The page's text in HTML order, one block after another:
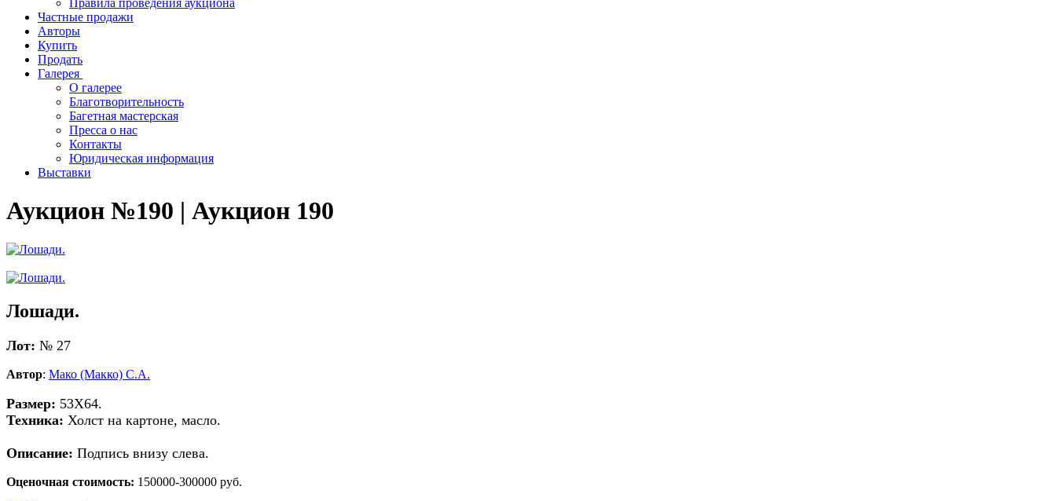
Правила проведения аукциона
Частные продажи
Авторы
Купить
Продать
Галерея
О галерее
Благотворительность
Багетная мастерская
Пресса о нас
Контакты
Юридическая информация
Выставки
Аукцион №190 | Аукцион 190
Лошади.
Лот: № 27
Автор: Мако (Макко) С.А.
Размер: 53Х64.
Техника: Холст на картоне, масло.
Описание: Подпись внизу слева.
Оценочная стоимость: 150000-300000 руб.